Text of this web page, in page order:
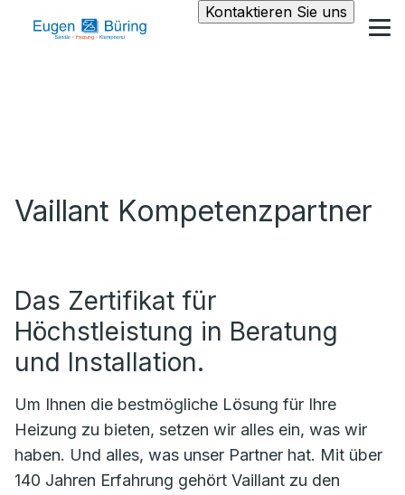
Kontaktieren Sie uns
Vaillant Kompetenzpartner
Das Zertifikat für
Höchstleistung in Beratung
und Installation.
Um Ihnen die bestmögliche Lösung für Ihre
Heizung zu bieten, setzen wir alles ein, was wir
haben. Und alles, was unser Partner hat. Mit über
140 Jahren Erfahrung gehört Vaillant zu den